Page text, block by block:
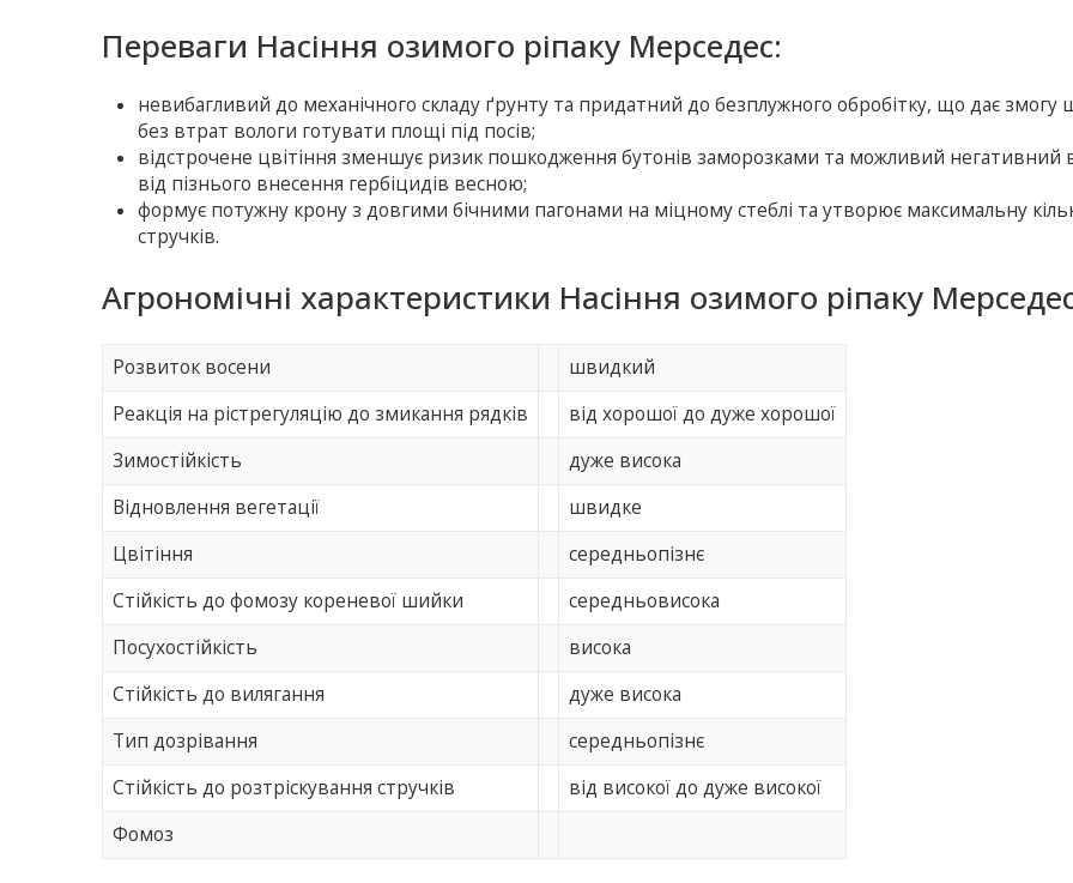
Переваги Насіння озимого ріпаку Мерседес:
невибагливий до механічного складу ґрунту та придатний до безплужного обробітку, що дає змогу
без втрат вологи готувати площі під посів;
відстрочене цвітіння зменшує ризик пошкодження бутонів заморозками та можливий негативний
від пізнього внесення гербіцидів весною;
формує потужну крону з довгими бічними пагонами на міцному стеблі та утворює максимальну
стручків.
Агрономічні характеристики Насіння озимого ріпаку
Розвиток восени
швидкий
Реакція на рістрегуляцію до змикання рядків
від хорошої до дуже хорошої
Зимостійкість
дуже висока
Відновлення вегетації
швидке
Цвітіння
середньопізнє
Стійкість до фомозу кореневої шийки
середньовисока
Посухостійкість
висока
Стійкість до вилягання
дуже висока
Тип дозрівання
середньопізнє
Стійкість до розтріскування стручків
від високої до дуже високої
Фомоз